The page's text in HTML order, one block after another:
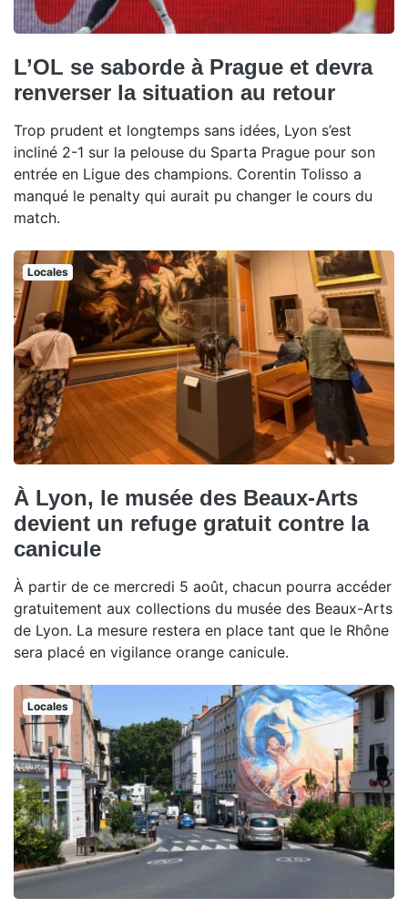
L’OL se saborde à Prague et devra
renverser la situation au retour
Trop prudent et longtemps sans idées, Lyon s’est
incliné 2-1 sur la pelouse du Sparta Prague pour son
entrée en Ligue des champions. Corentin Tolisso a
manqué le penalty qui aurait pu changer le cours du
match.
Locales
À Lyon, le musée des Beaux-Arts
devient un refuge gratuit contre la
canicule
À partir de ce mercredi 5 août, chacun pourra accéder
gratuitement aux collections du musée des Beaux-Arts
de Lyon. La mesure restera en place tant que le Rhône
sera placé en vigilance orange canicule.
Locales